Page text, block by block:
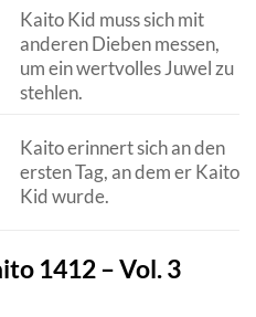
Kaito Kid muss sich mit
anderen Dieben messen,
um ein wertvolles Juwel zu
stehlen.
Kaito erinnert sich an den
ersten Tag, an dem er Kaito
Kid wurde.
1412 – Vol. 3